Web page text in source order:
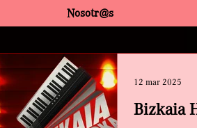
Nosotr@s
Bizkaia
12 mar 2025